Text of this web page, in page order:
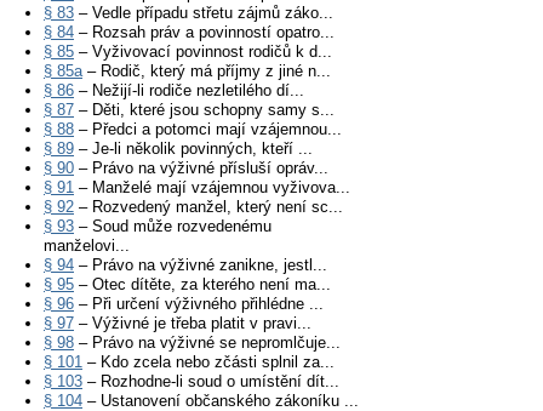
§ 83 – Vedle případu střetu zájmů záko...
§ 84 – Rozsah práv a povinností opatro...
§ 85 – Vyživovací povinnost rodičů k d...
§ 85a– Rodič, který má příjmy z jiné n...
§ 86 – Nežijí-li rodiče nezletilého dí...
§ 87 – Děti, které jsou schopny samy s...
§ 88 – Předci a potomci mají vzájemnou...
§ 89 – Je-li několik povinných, kteří ...
§ 90 – Právo na výživné přísluší opráv...
§ 91 – Manželé mají vzájemnou vyživova...
§ 92 – Rozvedený manžel, který není sc...
§ 93 – Soud může rozvedenému
manželovi...
§ 94 – Právo na výživné zanikne, jestl...
§ 95 – Otec dítěte, za kterého není ma...
§ 96 – Při určení výživného přihlédne ...
§ 97 – Výživné je třeba platit v pravi...
§ 98 – Právo na výživné se nepromlčuje...
§ 101 – Kdo zcela nebo zčásti splnil za...
§ 103 – Rozhodne-li soud o umístění dít...
§ 104 – Ustanovení občanského zákoníku ...